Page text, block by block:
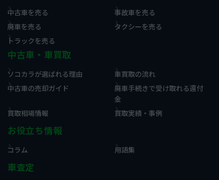
中古車を売る
事故車を売る
廃車を売る
タクシーを売る
トラックを売る
中古車・車買取
ソコカラが選ばれる理由
車買取の流れ
中古車の売却ガイド
廃車手続きで受け取れる還付
金
買取相場情報
買取実績・事例
お役立ち情報
コラム 用語集
車査定